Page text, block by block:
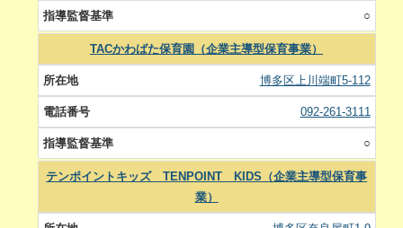
○
TACかわばた保育園（企業主導型保育事業）
博多区上川端町5-112
092-261-3111
○
テンポイントキッズ TENPOINT KIDS（企業主導型保育事
業）